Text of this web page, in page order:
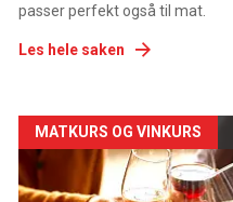
passer perfekt også til mat.
Les hele saken
Forsiden
akkurat
MATKURS OG VINKURS